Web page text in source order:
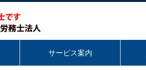
サービス案内